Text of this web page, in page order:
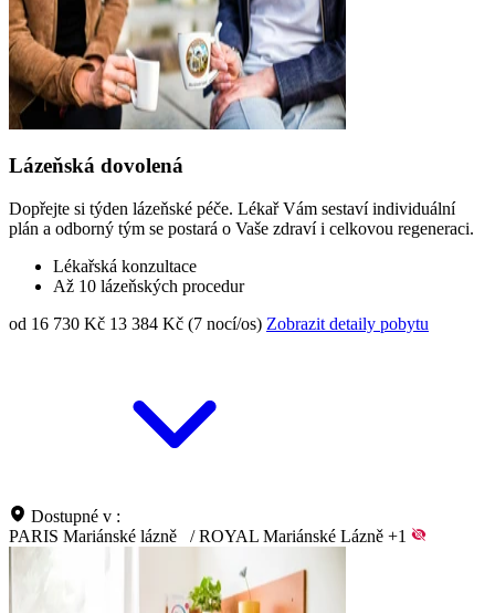
Lázeňská dovolená
Dopřejte si týden lázeňské péče. Lékař Vám sestaví individuální
plán a odborný tým se postará o Vaše zdraví i celkovou regeneraci.
Lékařská konzultace
Až 10 lázeňských procedur
od 16 730 Kč 13 384 Kč (7 nocí/os) Zobrazit detaily pobytu
Dostupné v :
PARIS Mariánské lázně
/ ROYAL Mariánské Lázně +1